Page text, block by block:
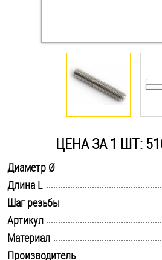
Оснастка и аксессуары для
Стопорные кольца
Такелаж
Хомуты
ЦЕНА ЗА 1 ШТ:
Диаметр Ø
Длина L
Шаг резьбы
Артикул
Материал
Производитель